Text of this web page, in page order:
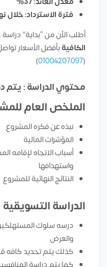
فترة الاسترداد: خلال
أطلب الأن من “بداية”
الكافيةبأفضل الأسعار
(
01004207097
)
محتوي الدراسة : يتم
الملخص العام
نبذه عن فكره المشروع
المؤشرات المالية
أسباب الاتجاه لإقامه
واستهدافها
النتائج النهائية للمشروع
الدراسة التسويقية
درسه سلوك
والعرض
كذلك يتم تحديد كافه